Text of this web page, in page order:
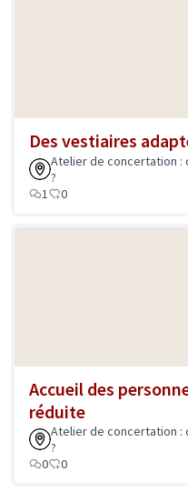
Des vestiaires
Atelier de concertation :
?
1
0
Accueil des
réduite
Atelier de concertation :
?
0
0